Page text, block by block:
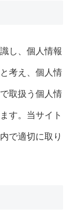
し、個人情報
考え、個人情
取扱う個人情
す。当サイト
で適切に取り